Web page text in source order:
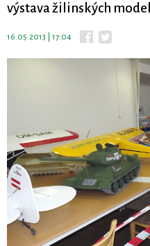
výstava žilinských
16.05.2013 | 17:04